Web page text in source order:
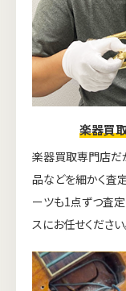
楽器買
楽器買取専門店だ
品などを細かく査
ーツも1点ずつ査定
スにお任せください